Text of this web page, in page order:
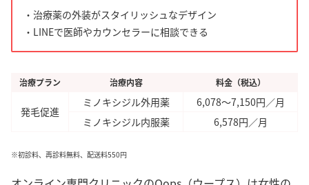
・治療薬の外装がスタイリッシュなデザイン
・LINEで医師やカウンセラーに相談できる
治療プラン 治療内容 料金（税込）
発毛促進
ミノキシジル外用薬
6,078～7,150円／月
ミノキシジル内服薬
6,578円／月
※初診料、再診料無料、配送料550円